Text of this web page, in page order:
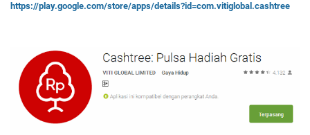
https://play.google.com/store/apps/details?id=com.vitiglobal.cashtree